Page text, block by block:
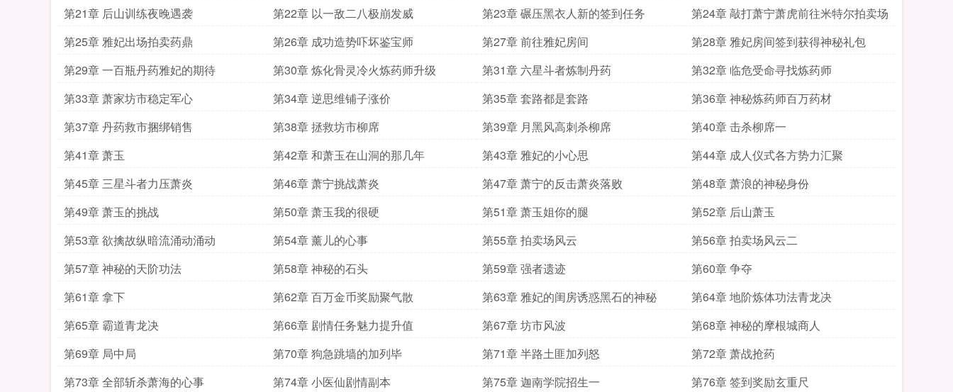
第21章 后山训练夜晚遇袭
第22章 以一敌二八极崩发威 第23章 碾压黑衣人新的签到任务
第24章 敲打萧宁萧虎前往米特尔拍卖场
第25章 雅妃出场拍卖药鼎
第26章 成功造势吓坏鉴宝师 第27章 前往雅妃房间
第28章 雅妃房间签到获得神秘礼包
第29章 一百瓶丹药雅妃的期待
第30章 炼化骨灵冷火炼药师升级 第31章 六星斗者炼制丹药
第32章 临危受命寻找炼药师
第33章 萧家坊市稳定军心
第34章 逆思维铺子涨价 第35章 套路都是套路
第36章 神秘炼药师百万药材
第37章 丹药救市捆绑销售
第38章 拯救坊市柳席 第39章 月黑风高刺杀柳席
第40章 击杀柳席一
第41章 萧玉
第42章 和萧玉在山洞的那几年 第43章 雅妃的小心思
第44章 成人仪式各方势力汇聚
第45章 三星斗者力压萧炎
第46章 萧宁挑战萧炎 第47章 萧宁的反击萧炎落败
第48章 萧浪的神秘身份
第49章 萧玉的挑战
第50章 萧玉我的很硬 第51章 萧玉姐你的腿
第52章 后山萧玉
第53章 欲擒故纵暗流涌动涌动
第54章 薰儿的心事 第55章 拍卖场风云
第56章 拍卖场风云二
第57章 神秘的天阶功法
第58章 神秘的石头 第59章 强者遗迹
第60章 争夺
第61章 拿下
第62章 百万金币奖励聚气散 第63章 雅妃的闺房诱惑黑石的神秘
第64章 地阶炼体功法青龙决
第65章 霸道青龙决
第66章 剧情任务魅力提升值 第67章 坊市风波
第68章 神秘的摩根城商人
第69章 局中局
第70章 狗急跳墙的加列毕 第71章 半路土匪加列怒
第72章 萧战抢药
第73章 全部斩杀萧海的心事
第74章 小医仙剧情副本 第75章 迦南学院招生一
第76章 签到奖励玄重尺